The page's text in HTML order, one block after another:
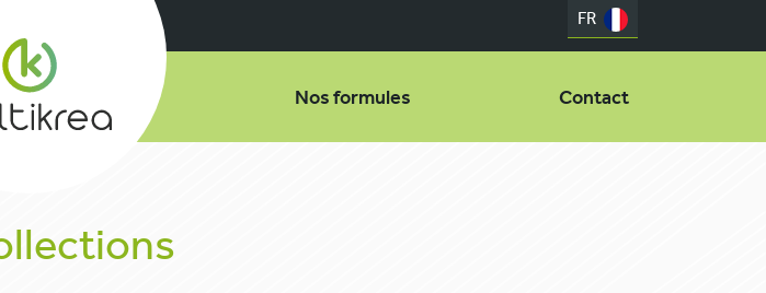
FR
Nos formules Contact